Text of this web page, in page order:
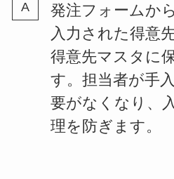
発注フォームか
入力された得意
得意先マスタに
す。担当者が手
要がなくなり、
理を防ぎます。